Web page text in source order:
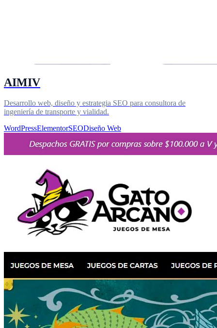
AIMIV
Desarrollo web, diseño y estrategia SEO para consultora de
ingeniería de transporte y vialidad.
WordPressElementorSEODiseño Web